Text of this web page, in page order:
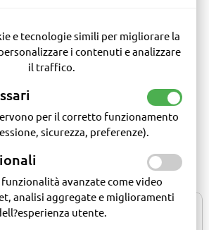
i contenuti e analizzare
il traffico.
sicurezza, preferenze).
analisi aggregate e miglioramenti
utente.
permanenti. Elimina vecchie cere e
siliconi.
In arrivo entro 30 giorni
In arrivo entro 120 giorni